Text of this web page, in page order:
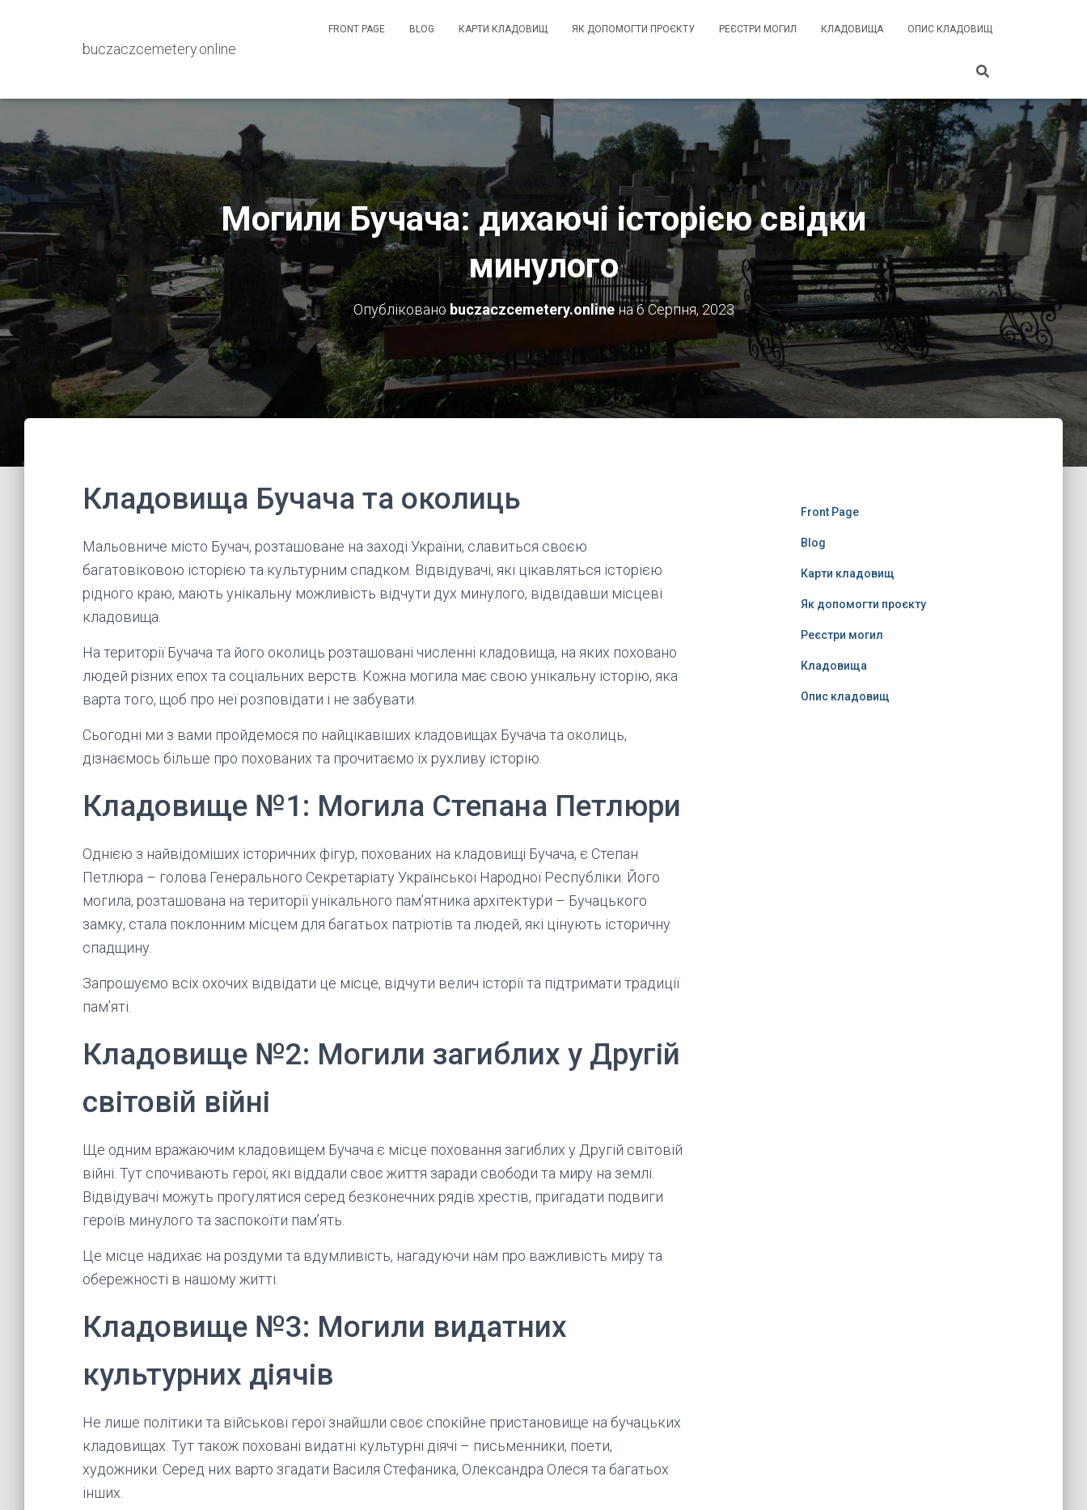
buczaczcemetery.online
FRONT PAGE BLOG КАРТИ КЛАДОВИЩ ЯК ДОПОМОГТИ ПРОЄКТУ РЕЄСТРИ МОГИЛ КЛАДОВИЩА ОПИС КЛАДОВИЩ
Могили Бучача: дихаючі історією свідки
минулого
Опубліковано buczaczcemetery.onlineна6 Серпня, 2023
Кладовища Бучача та околиць
Мальовниче місто Бучач, розташоване на заході України, славиться своєю
багатовіковою історією та культурним спадком. Відвідувачі, які цікавляться історією
рідного краю, мають унікальну можливість відчути дух минулого, відвідавши місцеві
кладовища.
На території Бучача та його околиць розташовані численні кладовища, на яких поховано
людей різних епох та соціальних верств. Кожна могила має свою унікальну історію, яка
варта того, щоб про неї розповідати і не забувати.
Сьогодні ми з вами пройдемося по найцікавіших кладовищах Бучача та околиць,
дізнаємось більше про похованих та прочитаємо їх рухливу історію.
Кладовище №1: Могила Степана Петлюри
Однією з найвідоміших історичних фігур, похованих на кладовищі Бучача, є Степан
Петлюра – голова Генерального Секретаріату Української Народної Республіки. Його
могила, розташована на території унікального пам’ятника архітектури – Бучацького
замку, стала поклонним місцем для багатьох патріотів та людей, які цінують історичну
спадщину.
Запрошуємо всіх охочих відвідати це місце, відчути велич історії та підтримати традиції
пам’яті.
Кладовище №2: Могили загиблих у Другій
світовій війні
Ще одним вражаючим кладовищем Бучача є місце поховання загиблих у Другій світовій
війні. Тут спочивають герої, які віддали своє життя заради свободи та миру на землі.
Відвідувачі можуть прогулятися серед безконечних рядів хрестів, пригадати подвиги
героїв минулого та заспокоїти пам’ять.
Це місце надихає на роздуми та вдумливість, нагадуючи нам про важливість миру та
обережності в нашому житті.
Кладовище №3: Могили видатних
культурних діячів
Не лише політики та військові герої знайшли своє спокійне пристановище на бучацьких
кладовищах. Тут також поховані видатні культурні діячі – письменники, поети,
художники. Серед них варто згадати Василя Стефаника, Олександра Олеся та багатьох
інших.
Front Page
Blog
Карти кладовищ
Як допомогти проєкту
Реєстри могил
Кладовища
Опис кладовищ